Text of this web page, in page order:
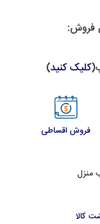
فروش:
کلیک کنید)
فروش اقساطی
منزل